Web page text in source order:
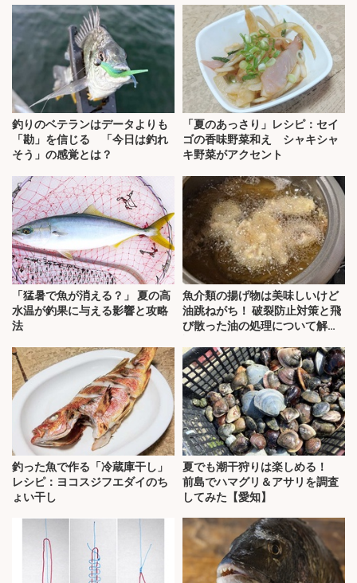
釣りのベテランはデータよりも
「勘」を信じる 「今日は釣れ
そう」の感覚とは？
「夏のあっさり」レシピ：セイ
ゴの香味野菜和え シャキシャ
キ野菜がアクセント
「猛暑で魚が消える？」 夏の高
水温が釣果に与える影響と攻略
法
魚介類の揚げ物は美味しいけど
油跳ねがち！ 破裂防止対策と飛
び散った油の処理について解
釣った魚で作る「冷蔵庫干し」
レシピ：ヨコスジフエダイのち
ょい干し
夏でも潮干狩りは楽しめる！
前島でハマグリ＆アサリを調査
してみた【愛知】